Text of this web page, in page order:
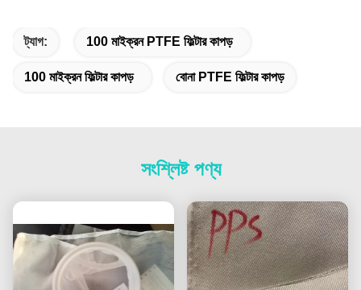
ট্যাগ: 100 মাইক্রন PTFE ফিল্টার কাপড়
100 মাইক্রন ফিল্টার কাপড় বোনা PTFE ফিল্টার কাপড়
সংশ্লিষ্ট পণ্য